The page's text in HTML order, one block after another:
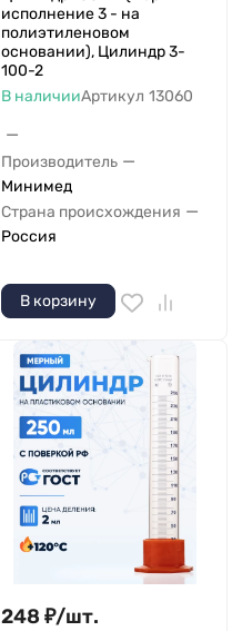
исполнение 3 - на
полиэтиленовом
основании), Цилиндр 3-
100-2
В наличииАртикул 13060
—
Производитель —
Минимед
Страна происхождения —
Россия
В корзину
248 ₽/шт.